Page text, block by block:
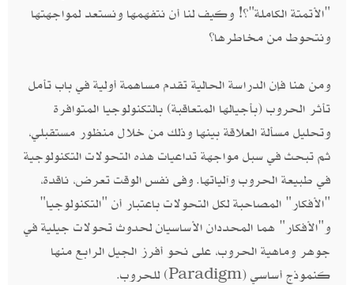
"الأتمتة الكاملة"؟! وكيف لنا أن نتفهمها ونستعد لمواجهتها
ونتحوط من مخاطرها؟
ومن هنا فإن الدراسة الحالية تقدم مساهمة أولية في باب تأمل
تأثر الحروب (بأجيالها المتعاقبة) بالتكنولوجيا المتوافرة
وتحليل مسألة العلاقة بينها وذلك من خلال منظور مستقبلي،
ثم تبحث في سبل مواجهة تداعيات هذه التحولات التكنولوجية
في طبيعة الحروب وآلياتها. وفى نفس الوقت تعرض، ناقدة،
"الأفكار" المصاحبة لكل التحولات باعتبار أن "التكنولوجيا"
و"الأفكار" هما المحددان الأساسيان لحدوث تحولات جيلية في
جوهر وماهية الحروب، على نحو أفرز الجيل الرابع منها
كنموذج أساسي (Paradigm) للحروب.